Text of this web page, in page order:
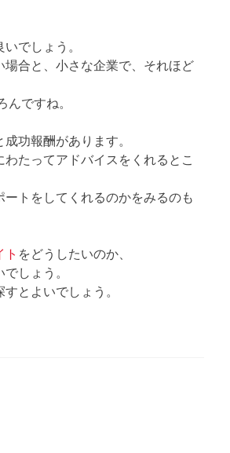
でしょう。
合と、小さな企業で、それほど
ですね。
功報酬があります。
たってアドバイスをくれるとこ
トをしてくれるのかをみるのも
ト をどうしたいのか、
でしょう。
とよいでしょう。